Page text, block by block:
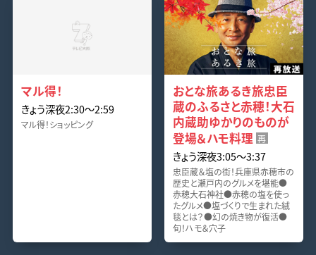
マル得！
きょう深夜2:30～2:59
マル得！ショッピング
おとな旅あるき旅忠臣
蔵のふるさと赤穂！大石
内蔵助ゆかりのものが
登場＆ハモ料理 再
きょう深夜3:05～3:37
忠臣蔵＆塩の街！兵庫県赤穂市の
歴史と瀬戸内のグルメを堪能●
赤穂大石神社●赤穂の塩を使っ
たグルメ●塩づくりで生まれた絨
毯とは？●幻の焼き物が復活●
旬！ハモ＆穴子